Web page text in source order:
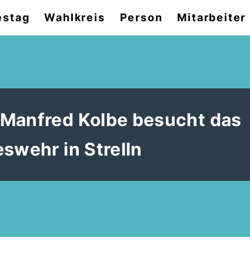
Wahlkreis Person Mitarbeiter
Kolbe besucht das
in Strelln